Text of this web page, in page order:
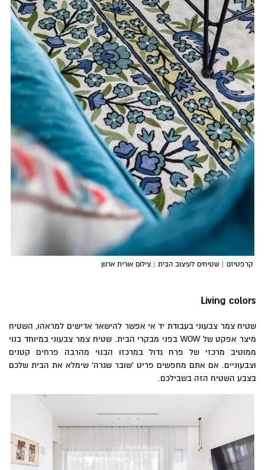
קרפטיזם | שטיחים לעיצוב הבית | צילום אורית ארנון
Living colors
שטיח צמר צבעוני בעבודת יד אי אפשר להישאר אדישים למראהו, השטיח
מיצר אפקט של WOW בפני מבקרי הבית. שטיח צמר צבעוני במיוחד בנוי
ממוטיב מרכזי של פרח גדול במרכזו הבנוי מהרבה פרחים קטנים
וצבעוניים. אם אתם מחפשים פריט ‘שובר שגרה’ שימלא את הבית שלכם
בצבע השטיח הזה בשבילכם.